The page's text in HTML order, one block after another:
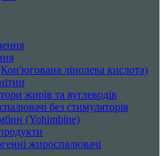
лінолева кислота)
жирів та вуглеводів
без стимуляторів
(Yohimbine)
жироспалювачі